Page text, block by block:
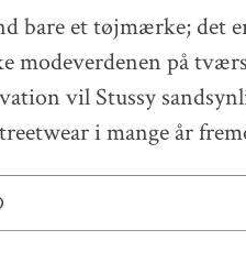
bare et tøjmærke; det
modeverdenen på
vil Stussy
i mange år